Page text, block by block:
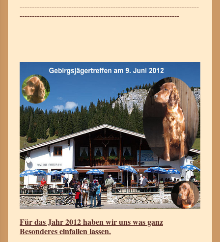
-------------------------------------------------------------------------
-----------------------------------------------------------------
Für das Jahr 2012 haben wir uns was ganz
Besonderes einfallen lassen.